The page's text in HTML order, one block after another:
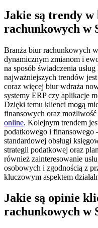
Jakie są trendy
rachunkowych w
Branża biur rachunkowych
dynamicznym zmianom i
na sposób świadczenia
najważniejszych trendów
coraz więcej biur wdraża
systemy ERP czy aplikacje
Dzięki temu klienci mogą
finansowych oraz
online. Kolejnym trendem
podatkowego i
standardowej obsługi
strategii podatkowej oraz
również zainteresowanie
osobowych i zgodnością z
kluczowym aspektem
Jakie są opinie
rachunkowych w